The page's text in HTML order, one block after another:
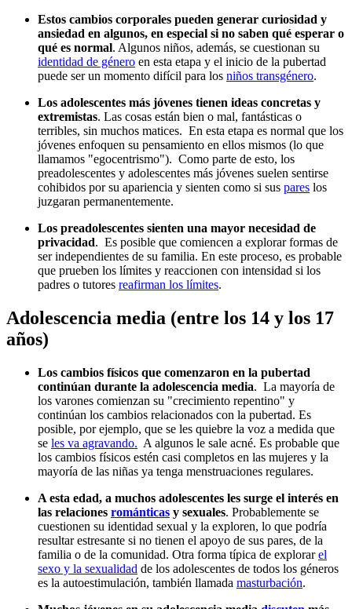
Estos cambios corporales pueden generar curiosidad y
ansiedad en algunos, en especial si no saben qué esperar o
qué es normal. Algunos niños, además, se cuestionan su
identidad de género en esta etapa y el inicio de la pubertad
puede ser un momento difícil para los niños transgénero.
Los adolescentes más jóvenes tienen ideas concretas y
extremistas. Las cosas están bien o mal, fantásticas o
terribles, sin muchos matices. En esta etapa es normal que los
jóvenes enfoquen su pensamiento en ellos mismos (lo que
llamamos "egocentrismo"). Como parte de esto, los
preadolescentes y adolescentes más jóvenes suelen sentirse
cohibidos por su apariencia y sienten como si sus pares los
juzgaran permanentemente.
Los preadolescentes sienten una mayor necesidad de
privacidad. Es posible que comiencen a explorar formas de
ser independientes de su familia. En este proceso, es probable
que prueben los límites y reaccionen con intensidad si los
padres o tutores reafirman los límites.
Adolescencia media (entre los 14 y los 17
años)
Los cambios físicos que comenzaron en la pubertad
continúan durante la adolescencia media. La mayoría de
los varones comienzan su "crecimiento repentino" y
continúan los cambios relacionados con la pubertad. Es
posible, por ejemplo, que se les quiebre la voz a medida que
se les va agravando. A algunos le sale acné. Es probable que
los cambios físicos estén casi completos en las mujeres y la
mayoría de las niñas ya tenga menstruaciones regulares.
A esta edad, a muchos adolescentes les surge el interés en
las relaciones románticas y sexuales. Probablemente se
cuestionen su identidad sexual y la exploren, lo que podría
resultar estresante si no tienen el apoyo de sus pares, de la
familia o de la comunidad. Otra forma típica de explorarel
sexo y la sexualidad de los adolescentes de todos los géneros
es la autoestimulación, también llamada masturbación.